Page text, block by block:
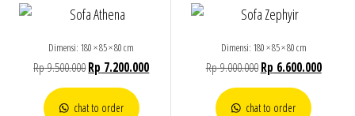
Dimensi: 180 × 85 × 80 cm
Rp9.500.000Rp 7.200.000
chat to order
Dimensi: 180 × 85 × 80 cm
Rp9.000.000 Rp 6.600.000
chat to order